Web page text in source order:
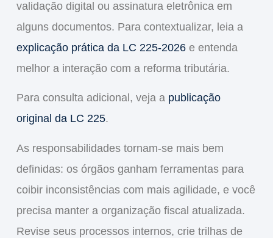
validação digital ou assinatura eletrônica em
alguns documentos. Para contextualizar, leia a
explicação prática da LC 225-2026e entenda
melhor a interação com a reforma tributária.
Para consulta adicional, veja a publicação
original da LC 225.
As responsabilidades tornam-se mais bem
definidas: os órgãos ganham ferramentas para
coibir inconsistências com mais agilidade, e você
precisa manter a organização fiscal atualizada.
Revise seus processos internos, crie trilhas de